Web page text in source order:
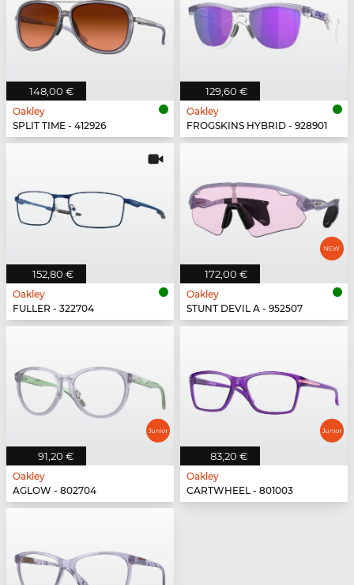
148,00 €
Oakley
SPLIT TIME - 412926
129,60 €
Oakley
FROGSKINS HYBRID - 928901
152,80 €
Oakley
FULLER - 322704
172,00 €
Oakley
STUNT DEVIL A - 952507
91,20 €
Oakley
AGLOW - 802704
83,20 €
Oakley
CARTWHEEL - 801003